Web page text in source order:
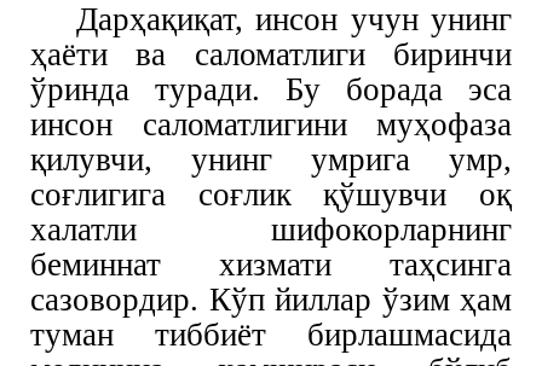
Дарҳақиқат, инсон учун унинг
ҳаёти ва саломатлиги биринчи
ўринда туради. Бу борада эса
инсон саломатлигини муҳофаза
қилувчи, унинг умрига умр,
соғлигига соғлик қўшувчи оқ
халатли шифокорларнинг
беминнат хизмати таҳсинга
сазовордир. Кўп йиллар ўзим ҳам
туман тиббиёт бирлашмасида